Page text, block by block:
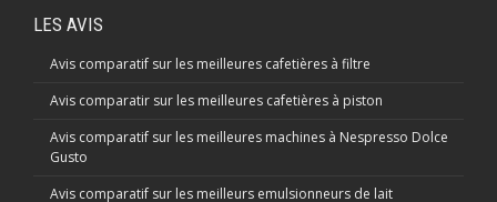
LES AVIS
Avis comparatif sur les meilleures cafetières à filtre
Avis comparatir sur les meilleures cafetières à piston
Avis comparatif sur les meilleures machines à Nespresso Dolce
Gusto
Avis comparatif sur les meilleurs emulsionneurs de lait